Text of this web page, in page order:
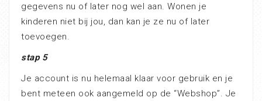
gegevens nu of later nog wel aan. Wonen je
kinderen niet bij jou, dan kan je ze nu of later
toevoegen.
stap 5
Je account is nu helemaal klaar voor gebruik en je
bent meteen ook aangemeld op de “Webshop”. Je